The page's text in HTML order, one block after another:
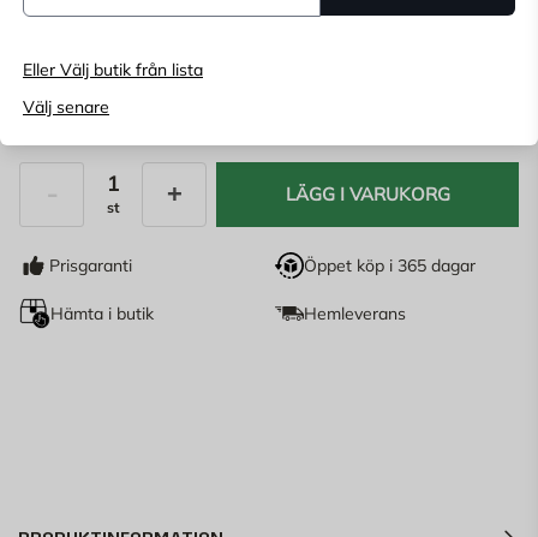
Eller Välj butik från lista
Välj senare
89,95 KR
st
LÄGG I VARUKORG
Prisgaranti Öppet köp i 365 dagar
Hämta i butik Hemleverans